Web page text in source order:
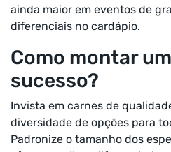
ainda maior em eventos de
diferenciais no cardápio.
Como montar
sucesso?
Invista em carnes de
diversidade de opções para
Padronize o tamanho dos